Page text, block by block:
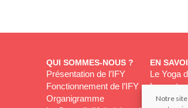
Notre
QUI SOMMES-NOUS ?
Présentation de l’IFY
Fonctionnement de l’IFY
Organigramme
EN
Le Yoga
Les
IFY &